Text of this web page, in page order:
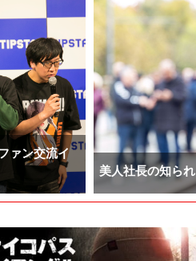
ァン交流イ
美人社長の知ら